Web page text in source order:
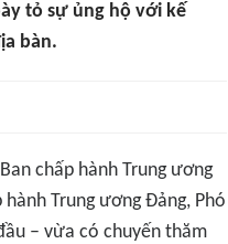
tỏ sự ủng hộ với kế
bàn.
chấp hành Trung ương
Trung ương Đảng, Phó
– vừa có chuyến thăm